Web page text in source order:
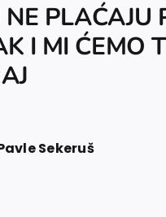
PLAĆAJU
I MI ĆEMO
Sekeruš